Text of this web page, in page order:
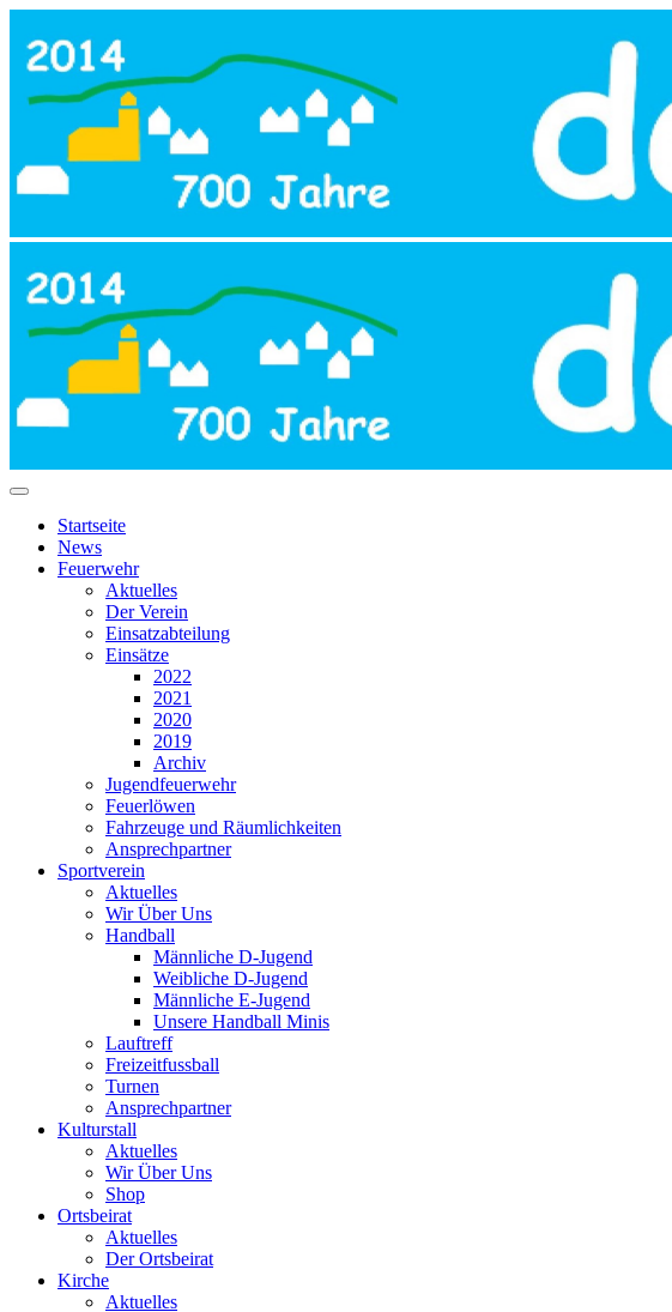
Startseite
News
Feuerwehr
Aktuelles
Der Verein
Einsatzabteilung
Einsätze
2022
2021
2020
2019
Archiv
Jugendfeuerwehr
Feuerlöwen
Fahrzeuge und Räumlichkeiten
Ansprechpartner
Sportverein
Aktuelles
Wir Über Uns
Handball
Männliche D-Jugend
Weibliche D-Jugend
Männliche E-Jugend
Unsere Handball Minis
Lauftreff
Freizeitfussball
Turnen
Ansprechpartner
Kulturstall
Aktuelles
Wir Über Uns
Shop
Ortsbeirat
Aktuelles
Der Ortsbeirat
Kirche
Aktuelles